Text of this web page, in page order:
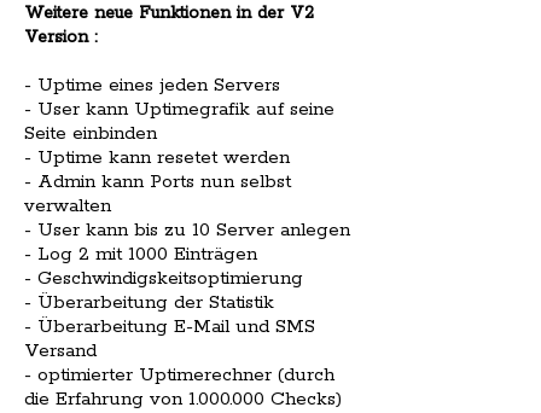
Weitere neue Funktionen in der V2
Version :
- Uptime eines jeden Servers
- User kann Uptimegrafik auf seine
Seite einbinden
- Uptime kann resetet werden
- Admin kann Ports nun selbst
verwalten
- User kann bis zu 10 Server anlegen
- Log 2 mit 1000 Einträgen
- Geschwindigskeitsoptimierung
- Überarbeitung der Statistik
- Überarbeitung E-Mail und SMS
Versand
- optimierter Uptimerechner (durch
die Erfahrung von 1.000.000 Checks)